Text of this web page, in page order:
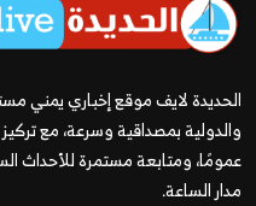
الحديدة لايف موقع إخباري يمني
والدولية بمصداقية وسرعة، مع
عمومًا، ومتابعة مستمرة للأحداث
مدار الساعة.